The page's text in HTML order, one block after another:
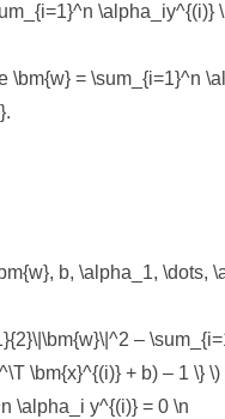
\alpha_iy^{(i)}
\bm{w} = \sum_{i=1}^n
b, \alpha_1, \dots,
–
\bm{x}^{(i)} + b) – 1 \} \)
\alpha_i y^{(i)} = 0 \n